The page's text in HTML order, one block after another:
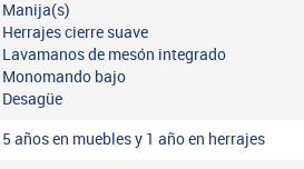
Manija(s)
Herrajes cierre suave
Lavamanos de mesón integrado
Monomando bajo
Desagüe
5 años en muebles y 1 año en herrajes